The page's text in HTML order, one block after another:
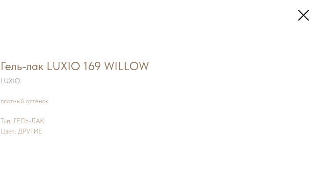
Гель-лак LUXIO 169 WILLOW
LUXIO
плотный оттенок
Тип: ГЕЛЬ-ЛАК
Цвет: ДРУГИЕ